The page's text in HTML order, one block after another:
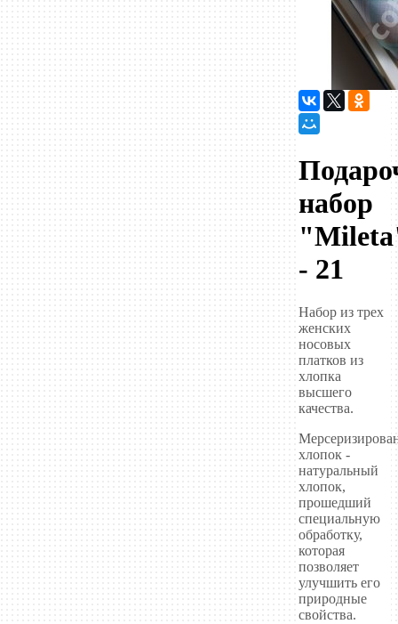
набор
- 21
Набор из трех
женских
носовых
платков из
хлопка
высшего
качества.
хлопок -
натуральный
хлопок,
прошедший
специальную
обработку,
которая
позволяет
улучшить его
природные
свойства.